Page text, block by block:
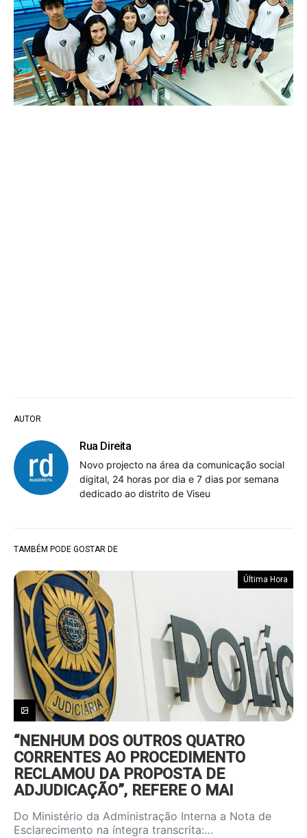
AUTOR
Rua Direita
Novo projecto na área da comunicação social
digital, 24 horas por dia e 7 dias por semana
dedicado ao distrito de Viseu
TAMBÉM PODE GOSTAR DE
Última Hora
“NENHUM DOS OUTROS QUATRO
CORRENTES AO PROCEDIMENTO
RECLAMOU DA PROPOSTA DE
ADJUDICAÇÃO”, REFERE O MAI
Do Ministério da Administração Interna a Nota de
Esclarecimento na íntegra transcrita:…